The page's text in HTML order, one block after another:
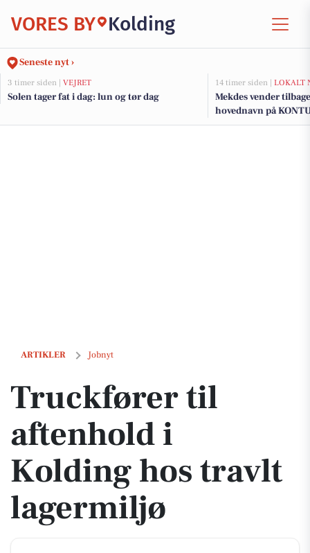
VORES BY Kolding
Seneste nyt ›
3 timer siden | VEJRET
Solen tager fat i dag: lun og tør dag
14 timer siden | LOKALT
Mekdes vender
hovednavn på
ARTIKLER Jobnyt
Truckfører til aftenhold i Kolding hos travlt lagermiljø
Truckfører til
aftenhold i
Kolding hos travlt
lagermiljø